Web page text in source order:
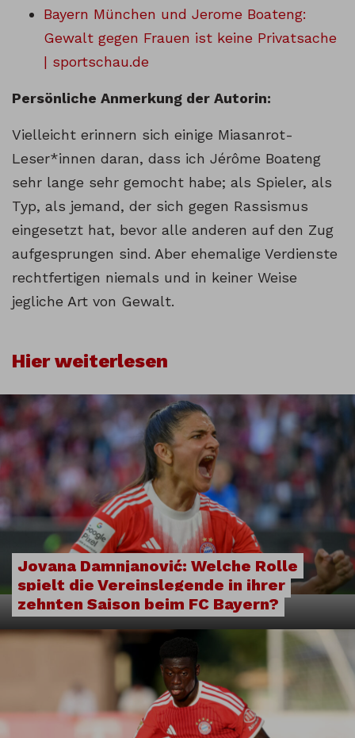
Bayern München und Jerome Boateng:
Gewalt gegen Frauen ist keine Privatsache
| sportschau.de
Persönliche Anmerkung der Autorin:
Vielleicht erinnern sich einige Miasanrot-
Leser*innen daran, dass ich Jérôme Boateng
sehr lange sehr gemocht habe; als Spieler, als
Typ, als jemand, der sich gegen Rassismus
eingesetzt hat, bevor alle anderen auf den Zug
aufgesprungen sind. Aber ehemalige Verdienste
rechtfertigen niemals und in keiner Weise
jegliche Art von Gewalt.
Hier weiterlesen
Jovana Damnjanović: Welche Rolle
spielt die Vereinslegende in ihrer
zehnten Saison beim FC Bayern?